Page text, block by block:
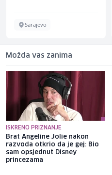
Sarajevo
Možda vas zanima
ISKRENO PRIZNANJE
Brat Angeline Jolie nakon
razvoda otkrio da je gej: Bio
sam opsjednut Disney
princezama